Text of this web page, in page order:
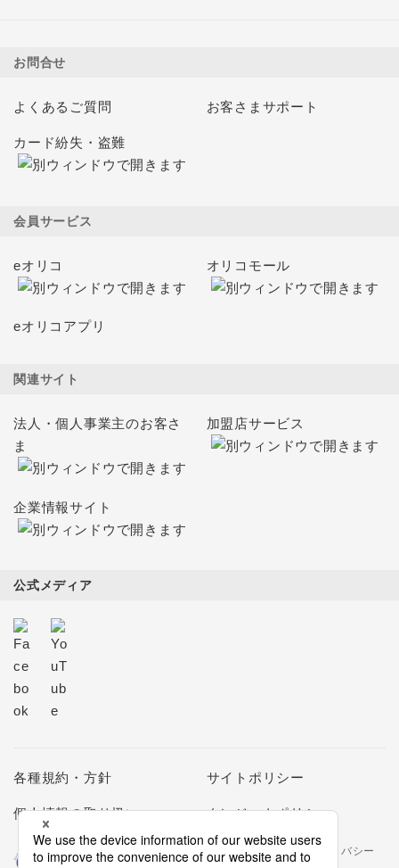
お問合せ
よくあるご質問 お客さまサポート
カード紛失・盗難
会員サービス
eオリコ オリコモール
eオリコアプリ
関連サイト
法人・個人事業主のお客さ
ま
加盟店サービス
企業情報サイト
公式メディア
各種規約・方針 サイトポリシー
個人情報の取り扱い クレジットポリシー
当社は個人情報の取扱いを適切に行う企業としてプライバシー